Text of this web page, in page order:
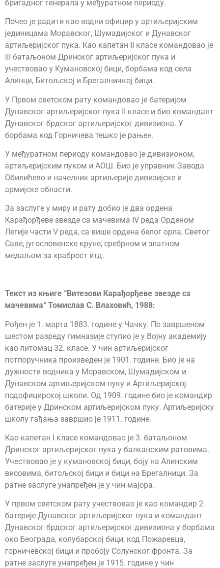
бригадног генерала у међуратном периоду.
Почео је радити као водни официр у артиљеријским
јединицама Моравског, Шумадијског и Дунавског
артиљеријског пука. Као капетан II класе командовао је
III батаљоном Дринског артиљеријског пука и
учествовао у Кумановској бици, борбама код села
Алинци, Битољској и Брегалничкој бици.
У Првом светском рату командовао је батеријом
Дунавског артиљеријског пука II класе и био командант
Дунавског брдског артиљеријског дивизиона. У
борбама код Горничева тешко је рањен.
У међуратном периоду командовао је дивизионом,
артиљеријским пуком и АОШ. Био је управник Завода
Обилићево и начелник артиљерије дивизијске и
армијске области.
За заслуге у миру и рату добио је два ордена
Карађорђеве звезде са мачевима IV реда Орденом
Легије части V реда, са више ордена белог орла, Светог
Саве, југословенске круне, сребрном и златном
медаљом за храброст итд.
Текст из књиге “Витезови Карађорђеве звезде са
мачевима“ Томислав С. Влаховић, 1988:
Рођен је 1. марта 1883. године у Чачку. По завршеном
шестом разреду гимназије ступио је у Војну академију
као питомац 32. класе. У чин артиљеријског
потпоручника произведен је 1901. године. Био је на
дужности водника у Моравском, Шумадијском и
Дунавском артиљеријском пуку и Артиљеријској
подофицирској школи. Од 1909. године био је командир
батерије у Дринском артиљеријском пуку. Артиљеријску
школу гађања завршио је 1911. године.
Као капетан I класе командовао је 3. батаљоном
Дринског артиљеријског пука у балканским ратовима.
Учествовао је у кумановској бици, боју на Алинским
висовима, битољској бици и бици на Брегалници. За
ратне заслуге унапређен је у чин мајора.
У првом светском рату учествовао је као командир 2.
батерије Дунавског артиљеријског пука и командант
Дунавског брдског артиљеријског дивизиона у борбама
око Београда, колубарској бици, код Пожаревца,
горничевској бици и пробоју Солунског фронта. За
ратне заслуге унапређен је 1915. године у чин